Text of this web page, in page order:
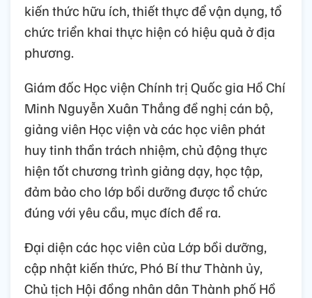
kiến thức hữu ích, thiết thực để vận dụng, tổ
chức triển khai thực hiện có hiệu quả ở địa
phương.
Giám đốc Học viện Chính trị Quốc gia Hồ Chí
Minh Nguyễn Xuân Thắng đề nghị cán bộ,
giảng viên Học viện và các học viên phát
huy tinh thần trách nhiệm, chủ động thực
hiện tốt chương trình giảng dạy, học tập,
đảm bảo cho lớp bồi dưỡng được tổ chức
đúng với yêu cầu, mục đích đề ra.
Đại diện các học viên của Lớp bồi dưỡng,
cập nhật kiến thức, Phó Bí thư Thành ủy,
Chủ tịch Hội đồng nhân dân Thành phố Hồ